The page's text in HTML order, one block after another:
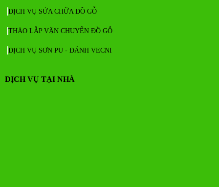
DỊCH VỤ SỬA CHỮA ĐỒ GỖ
THÁO LẮP VẬN CHUYỂN ĐỒ GỖ
DỊCH VỤ SƠN PU - ĐÁNH VECNI
DỊCH VỤ TẠI NHÀ